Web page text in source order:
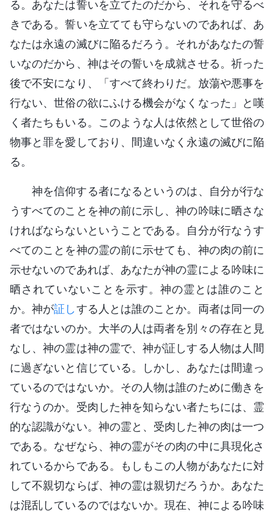
る。あなたは誓いを立てたのだから、それを守るべ
きである。誓いを立てても守らないのであれば、あ
なたは永遠の滅びに陥るだろう。それがあなたの誓
いなのだから、神はその誓いを成就させる。祈った
後で不安になり、「すべて終わりだ。放蕩や悪事を
行ない、世俗の欲にふける機会がなくなった」と嘆
く者たちもいる。このような人は依然として世俗の
物事と罪を愛しており、間違いなく永遠の滅びに陥
る。
神を信仰する者になるというのは、自分が行な
うすべてのことを神の前に示し、神の吟味に晒さな
ければならないということである。自分が行なうす
べてのことを神の霊の前に示せても、神の肉の前に
示せないのであれば、あなたが神の霊による吟味に
晒されていないことを示す。神の霊とは誰のこと
か。神が証しする人とは誰のことか。両者は同一の
者ではないのか。大半の人は両者を別々の存在と見
なし、神の霊は神の霊で、神が証しする人物は人間
に過ぎないと信じている。しかし、あなたは間違っ
ているのではないか。その人物は誰のために働きを
行なうのか。受肉した神を知らない者たちには、霊
的な認識がない。神の霊と、受肉した神の肉は一つ
である。なぜなら、神の霊がその肉の中に具現化さ
れているからである。もしもこの人物があなたに対
して不親切ならば、神の霊は親切だろうか。あなた
は混乱しているのではないか。現在、神による吟味